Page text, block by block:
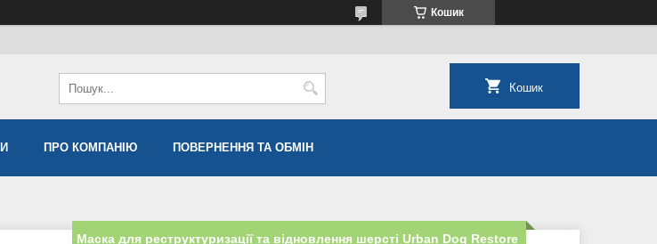
Кошик
Кошик
ПРО КОМПАНІЮ ПОВЕРНЕННЯ ТА ОБМІН
Маска для реструктуризації та відновлення шерсті Urban Dog Restore